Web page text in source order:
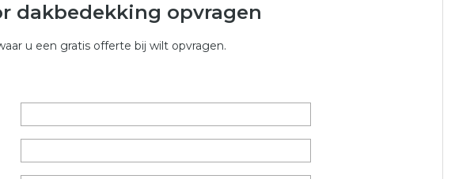
uit Uden? Gebruik onderstaand formulier welke verwant is aan
dakdekkers dakwerken rieten dak
dakbedekking opvragen
u een gratis offerte bij wilt opvragen.